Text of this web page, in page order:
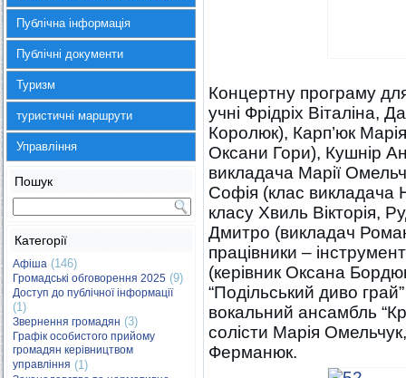
Публічна інформація
Публічні документи
Туризм
туристичні маршрути
Управління
Пошук
Категорії
Афіша (146)
Громадські обговорення 2025 (9)
Доступ до публічної інформації
(1)
Звернення громадян (3)
Графік особистого прийому
громадян керівництвом
управління (1)
Концертну програму
учні Фрідріх Віталіна,
Королюк), Карп’юк
Оксани Гори), Кушнір
викладача Марії
Софія (клас викладача
класу Хвиль Вікторія,
Дмитро (викладач Роман
працівники –
(керівник Оксана
“Подільський диво
вокальний ансамбль
солісти Марія
Ферманюк.